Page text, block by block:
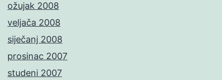
ožujak 2008
veljača 2008
siječanj 2008
prosinac 2007
studeni 2007